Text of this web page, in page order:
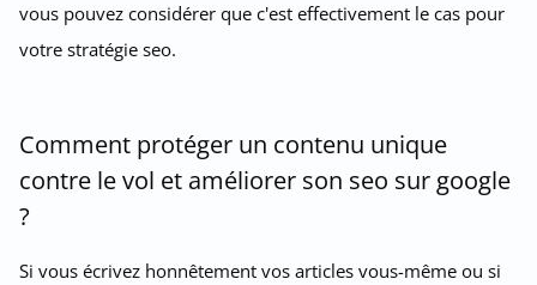
vous pouvez considérer que c'est effectivement le cas pour
votre stratégie seo.
Comment protéger un contenu unique
contre le vol et améliorer son seo sur google
?
Si vous écrivez honnêtement vos articles vous-même ou si